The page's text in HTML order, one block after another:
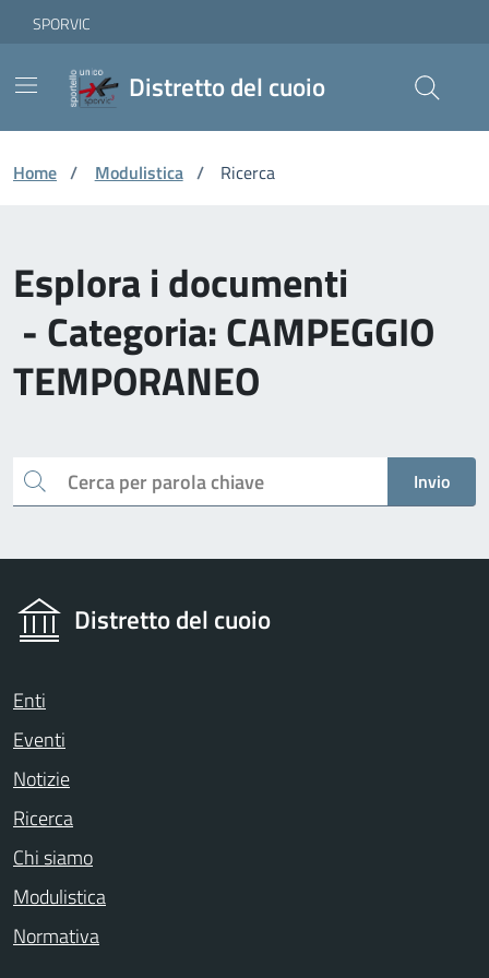
Skip to Main Content
Vai ai contenuti
Vai al footer
SPORVIC
Distretto del cuoio
Home / Modulistica / Ricerca
Esplora i documenti
- Categoria: CAMPEGGIO
TEMPORANEO
Cerca Invio
Distretto del cuoio
Enti
Eventi
Notizie
Ricerca
Chi siamo
Modulistica
Normativa